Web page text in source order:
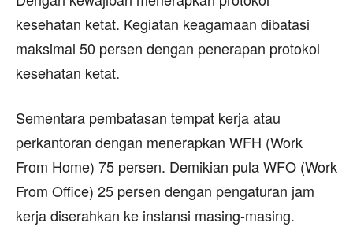
kesehatan ketat. Kegiatan keagamaan dibatasi
maksimal 50 persen dengan penerapan protokol
kesehatan ketat.
Sementara pembatasan tempat kerja atau
perkantoran dengan menerapkan WFH (Work
From Home) 75 persen. Demikian pula WFO (Work
From Office) 25 persen dengan pengaturan jam
kerja diserahkan ke instansi masing-masing.